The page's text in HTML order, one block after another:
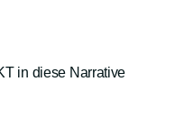
in diese Narrative